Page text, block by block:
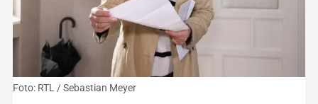
Foto: RTL / Sebastian Meyer